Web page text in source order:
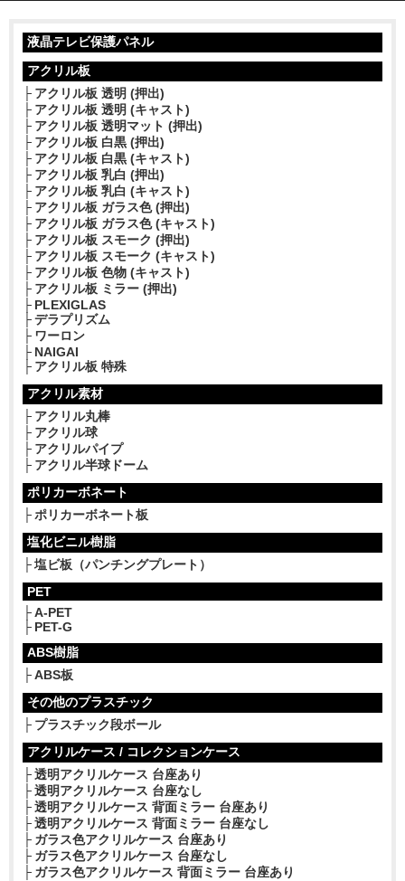
液晶テレビ保護パネル
アクリル板
アクリル板 透明 (押出)
アクリル板 透明 (キャスト)
アクリル板 透明マット (押出)
アクリル板 白黒 (押出)
アクリル板 白黒 (キャスト)
アクリル板 乳白 (押出)
アクリル板 乳白 (キャスト)
アクリル板 ガラス色 (押出)
アクリル板 ガラス色 (キャスト)
アクリル板 スモーク (押出)
アクリル板 スモーク (キャスト)
アクリル板 色物 (キャスト)
アクリル板 ミラー (押出)
PLEXIGLAS
デラプリズム
ワーロン
NAIGAI
アクリル板 特殊
アクリル素材
アクリル丸棒
アクリル球
アクリルパイプ
アクリル半球ドーム
ポリカーボネート
ポリカーボネート板
塩化ビニル樹脂
塩ビ板（パンチングプレート）
PET
A-PET
PET-G
ABS樹脂
ABS板
その他のプラスチック
プラスチック段ボール
アクリルケース / コレクションケース
透明アクリルケース 台座あり
透明アクリルケース 台座なし
透明アクリルケース 背面ミラー 台座あり
透明アクリルケース 背面ミラー 台座なし
ガラス色アクリルケース 台座あり
ガラス色アクリルケース 台座なし
ガラス色アクリルケース 背面ミラー 台座あり